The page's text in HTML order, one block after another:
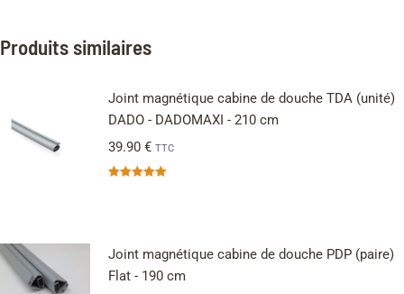
Produits similaires
Joint magnétique cabine de douche TDA (unité)
DADO - DADOMAXI - 210 cm
39.90 € TTC
Joint magnétique cabine de douche PDP (paire)
Flat - 190 cm